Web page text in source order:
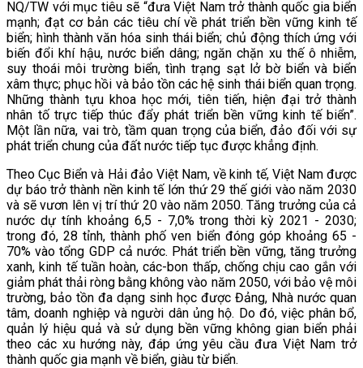
NQ/TW với mục tiêu sẽ “đưa Việt Nam trở thành quốc gia biển
mạnh; đạt cơ bản các tiêu chí về phát triển bền vững kinh tế
biển; hình thành văn hóa sinh thái biển; chủ động thích ứng với
biến đổi khí hậu, nước biển dâng; ngăn chặn xu thế ô nhiễm,
suy thoái môi trường biển, tình trạng sạt lở bờ biển và biển
xâm thực; phục hồi và bảo tồn các hệ sinh thái biển quan trọng.
Những thành tựu khoa học mới, tiên tiến, hiện đại trở thành
nhân tố trực tiếp thúc đẩy phát triển bền vững kinh tế biển”.
Một lần nữa, vai trò, tầm quan trọng của biển, đảo đối với sự
phát triển chung của đất nước tiếp tục được khẳng định.
Theo Cục Biển và Hải đảo Việt Nam, về kinh tế, Việt Nam được
dự báo trở thành nền kinh tế lớn thứ 29 thế giới vào năm 2030
và sẽ vươn lên vị trí thứ 20 vào năm 2050. Tăng trưởng của cả
nước dự tính khoảng 6,5 - 7,0% trong thời kỳ 2021 - 2030;
trong đó, 28 tỉnh, thành phố ven biển đóng góp khoảng 65 -
70% vào tổng GDP cả nước. Phát triển bền vững, tăng trưởng
xanh, kinh tế tuần hoàn, các-bon thấp, chống chịu cao gắn với
giảm phát thải ròng bằng không vào năm 2050, với bảo vệ môi
trường, bảo tồn đa dạng sinh học được Đảng, Nhà nước quan
tâm, doanh nghiệp và người dân ủng hộ. Do đó, việc phân bổ,
quản lý hiệu quả và sử dụng bền vững không gian biển phải
theo các xu hướng này, đáp ứng yêu cầu đưa Việt Nam trở
thành quốc gia mạnh về biển, giàu từ biển.